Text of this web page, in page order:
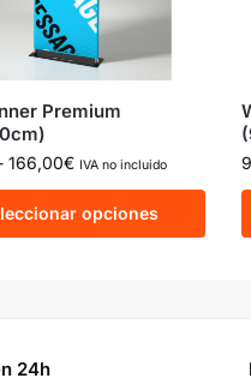
Premium
166,00€ IVA no incluido
opciones
24h